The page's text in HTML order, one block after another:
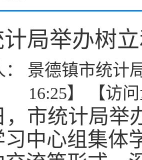
局举办树
： 景德镇市统计
16:25】 【访
统计局举办
习中心组集体